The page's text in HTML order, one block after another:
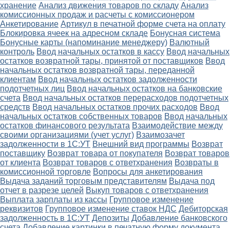
хранение Анализ движения товаров по складу Анализ
комиссионных продаж и расчеты с комиссионером
Анкетирование Артикул в печатной форме счета на оплату
Блокировка ячеек на адресном складе Бонусная система
Бонусные карты (напоминание менеджеру) Валютный
контроль Ввод начальных остатков в кассу Ввод начальных
остатков возвратной тары, принятой от поставщиков Ввод
начальных остатков возвратной тары, переданной
клиентам Ввод начальных остатков задолженности
подотчетных лиц Ввод начальных остатков на банковские
счета Ввод начальных остатков перерасходов подотчетных
средств Ввод начальных остатков прочих расходов Ввод
начальных остатков собственных товаров Ввод начальных
остатков финансового результата Взаимодействие между
своими организациями (учет услуг) Взаимозачет
задолженности в 1С:УТ Внешний вид программы Возврат
поставщику Возврат товара от покупателя Возврат товаров
от клиента Возврат товаров с ответхранения Возвраты в
комиссионной торговле Вопросы для анкетирования
Выдача заданий торговым представителям Выдача под
отчет в разрезе целей Выкуп товаров с ответхранения
Выплата зарплаты из кассы Групповое изменение
реквизитов Групповое изменение ставок НДС Дебиторская
задолженность в 1С:УТ Депозиты Добавление банковского